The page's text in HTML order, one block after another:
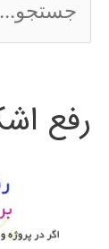
س
ج
رفع